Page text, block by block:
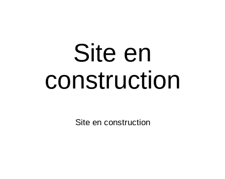
Site en
construction
Site en construction